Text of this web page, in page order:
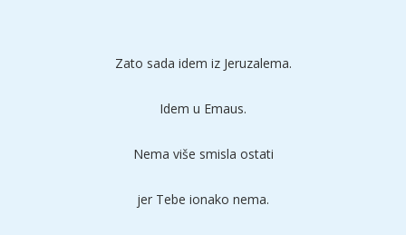
Zato sada idem iz Jeruzalema.
Idem u Emaus.
Nema više smisla ostati
jer Tebe ionako nema.